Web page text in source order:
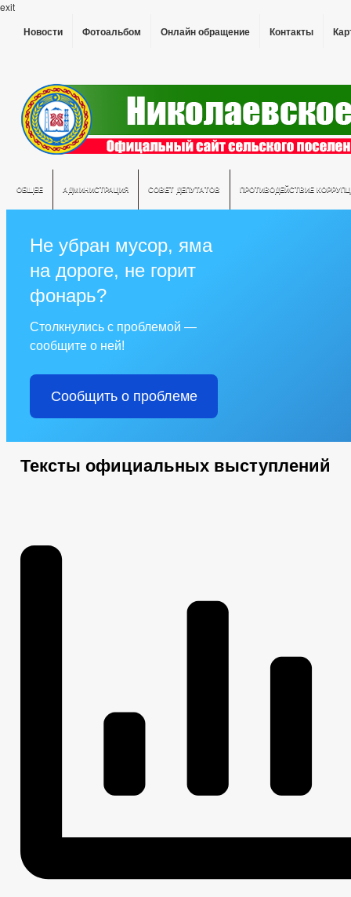
exit
Новости Фотоальбом Онлайн обращение Контакты
ОБЩЕЕ АДМИНИСТРАЦИЯ СОВЕТ ДЕПУТАТОВ ПРОТИВОДЕЙСТВИЕ
Не убран мусор, яма
на дороге, не горит
фонарь?
Столкнулись с проблемой —
сообщите о ней!
Сообщить о проблеме
Тексты официальных выступлений